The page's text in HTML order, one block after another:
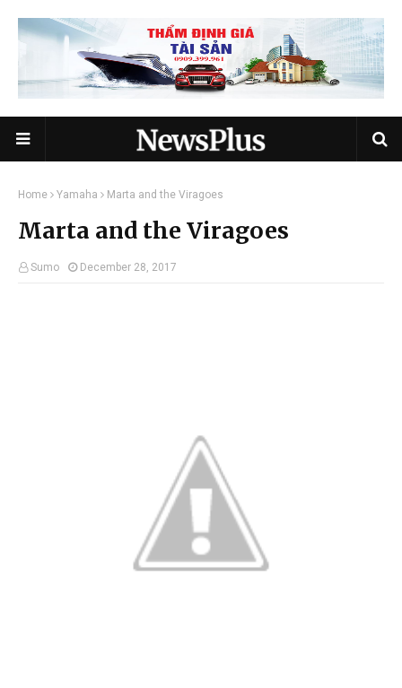
Home Yamaha Marta and the Viragoes
Marta and the Viragoes
Sumo December 28, 2017